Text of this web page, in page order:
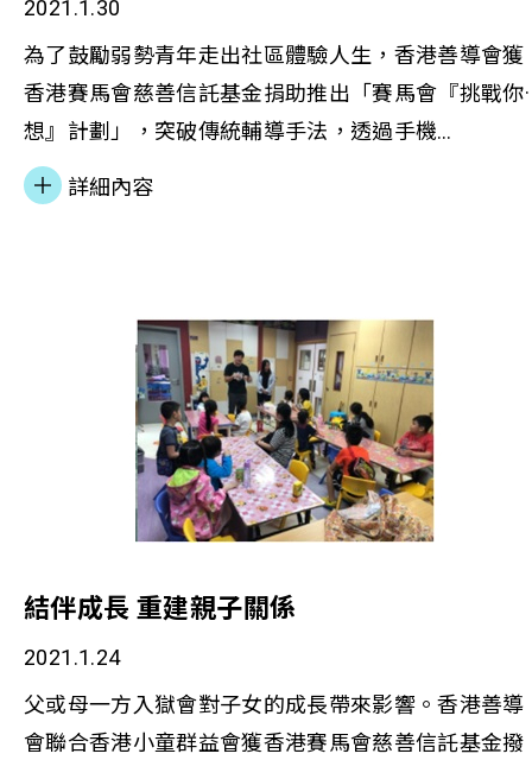
2021.1.30
為了鼓勵弱勢青年走出社區體驗人生，香港善導會獲
香港賽馬會慈善信託基金捐助推出「賽馬會『挑戰你·
想』計劃」，突破傳統輔導手法，透過手機
App「YouChallenge」，讓青年於現實生活中完成任
務，從而挑戰自我，建立正面的人生體驗。 有線新聞
勢，重拾自信及明確的人生方向。
詳細內容
結伴成長 重建親子關係
2021.1.24
父或母一方入獄會對子女的成長帶來影響。香港善導
會聯合香港小童群益會獲香港賽馬會慈善信託基金撥